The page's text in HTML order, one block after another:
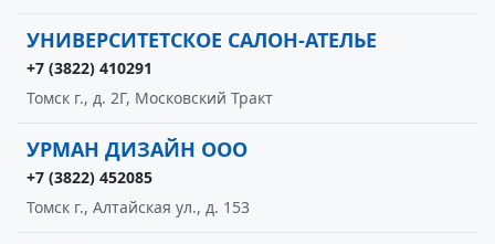
УНИВЕРСИТЕТСКОЕ САЛОН-АТЕЛЬЕ
+7 (3822) 410291
Томск г., д. 2Г, Московский Тракт
УРМАН ДИЗАЙН ООО
+7 (3822) 452085
Томск г., Алтайская ул., д. 153